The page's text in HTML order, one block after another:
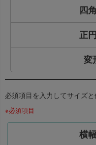
四
ご希望のサイズのタ
正
を測ってく
変
必須項目を入力してサイズと
※必須項目
横